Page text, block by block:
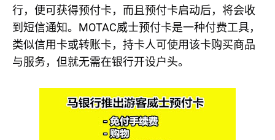
行，便可获得预付卡，而且预付卡启动后，将会收
到短信通知。 MOTAC威士预付卡是一种付费工具，
类似信用卡或转账卡，持卡人可使用该卡购买商品
与服务，但就无需在银行开设户头。